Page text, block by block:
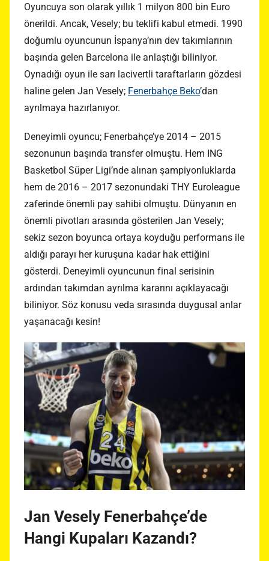
Oyuncuya son olarak yıllık 1 milyon 800 bin Euro
önerildi. Ancak, Vesely; bu teklifi kabul etmedi. 1990
doğumlu oyuncunun İspanya’nın dev takımlarının
başında gelen Barcelona ile anlaştığı biliniyor.
Oynadığı oyun ile sarı lacivertli taraftarların gözdesi
haline gelen Jan Vesely; Fenerbahçe Beko’dan
ayrılmaya hazırlanıyor.
Deneyimli oyuncu; Fenerbahçe’ye 2014 – 2015
sezonunun başında transfer olmuştu. Hem ING
Basketbol Süper Ligi’nde alınan şampiyonluklarda
hem de 2016 – 2017 sezonundaki THY Euroleague
zaferinde önemli pay sahibi olmuştu. Dünyanın en
önemli pivotları arasında gösterilen Jan Vesely;
sekiz sezon boyunca ortaya koyduğu performans ile
aldığı parayı her kuruşuna kadar hak ettiğini
gösterdi. Deneyimli oyuncunun final serisinin
ardından takımdan ayrılma kararını açıklayacağı
biliniyor. Söz konusu veda sırasında duygusal anlar
yaşanacağı kesin!
Jan Vesely Fenerbahçe’de
Hangi Kupaları Kazandı?